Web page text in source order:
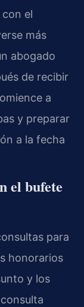
el
más
abogado
de recibir
a
y preparar
a la fecha
el bufete
para
honorarios
y los